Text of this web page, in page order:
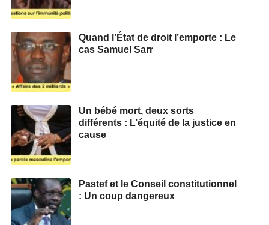
Quand l’État de droit l’emporte : Le
cas Samuel Sarr
Un bébé mort, deux sorts
différents : L’équité de la justice en
cause
Pastef et le Conseil constitutionnel
: Un coup dangereux